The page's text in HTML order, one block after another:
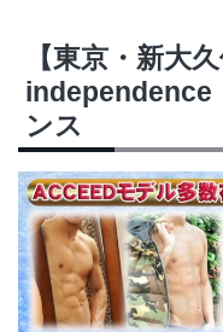
【東京・新大
independence
ンス